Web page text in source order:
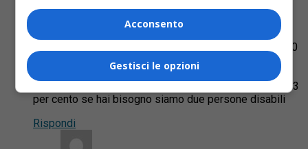
Cerco lavoro a qualsiasi sono disponibile sono di
saverio massimo sordolabiale nessun problema ne
difficolta sono esperienza lavoro già ex melmeccanici
da 30 anni cerco lavoro urgentissima sms 3284562930
io abito a valdilana via frazione pratrivero n321 cap
13835 sms per dire una conferma per colloquio da
vostro aziende capo personale 68/98 mirato invalidi 73
per cento se hai bisogno siamo due persone disabili
Rispondi
Acconsento
Gestisci le opzioni